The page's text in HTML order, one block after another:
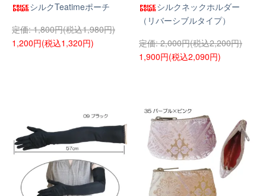
シルクTeatimeポーチ
1,800円(税込1,980円)
1,200円(税込1,320円)
シルクネックホルダー
（リバーシブルタイプ）
2,000円(税込2,200円)
1,900円(税込2,090円)